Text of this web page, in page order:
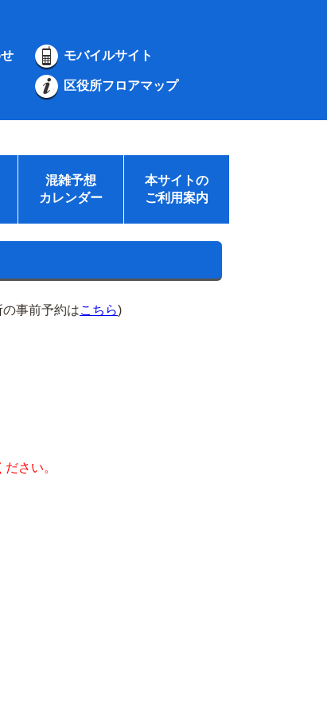
モバイルサイト
区役所フロアマップ
混雑予想
カレンダー
本サイトの
ご利用案内
事前予約はこちら)
さい。